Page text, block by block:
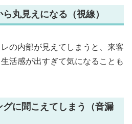
丸見えになる（視線）
の内部が見えてしまうと、来客
活感が出すぎて気になることも
に聞こえてしまう（音漏